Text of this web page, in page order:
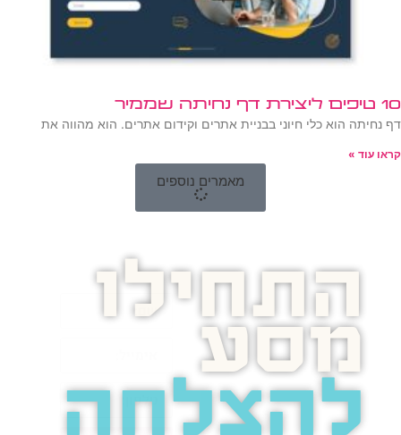
10 טיפים ליצירת דף נחיתה שממיר
דף נחיתה הוא כלי חיוני בבניית אתרים וקידום אתרים. הוא מהווה את
קראו עוד »
מאמרים נוספים
התחילו
מסע
להצלחה